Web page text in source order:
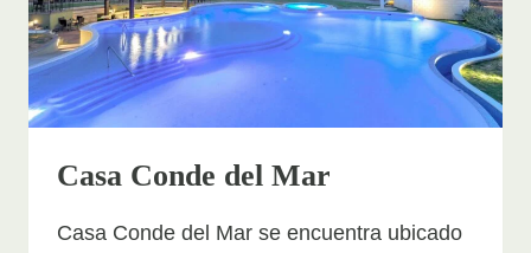
Casa Conde del Mar
Casa Conde del Mar se encuentra ubicado